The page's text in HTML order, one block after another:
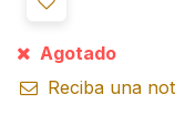
Agotado
Reciba una